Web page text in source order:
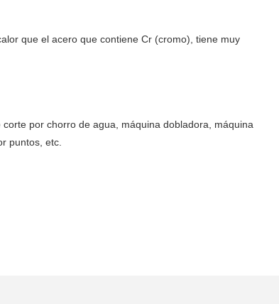
que el acero que contiene Cr (cromo), tiene muy
por chorro de agua, máquina dobladora, máquina
puntos, etc.